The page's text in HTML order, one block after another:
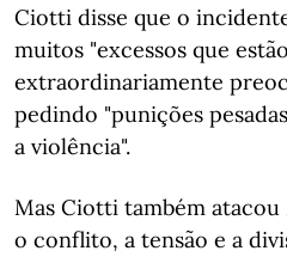
Ciotti disse que o
muitos "excessos que
extraordinariamente
pedindo "punições
a violência".
Mas Ciotti também
o conflito, a tensão e a